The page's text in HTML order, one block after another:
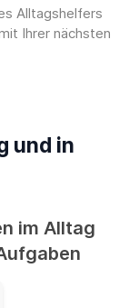
Alltagshelfers
Ihrer nächsten
und in
im Alltag